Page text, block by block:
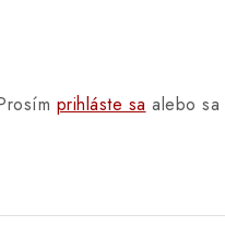
prihláste sa alebo sa